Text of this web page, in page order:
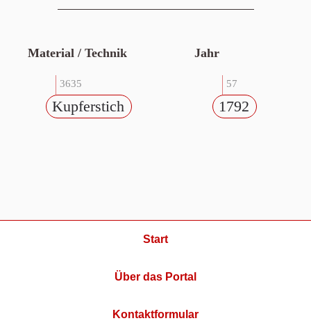
Material / Technik
3635
Kupferstich
Jahr
57
1792
Start
Über das Portal
Kontaktformular